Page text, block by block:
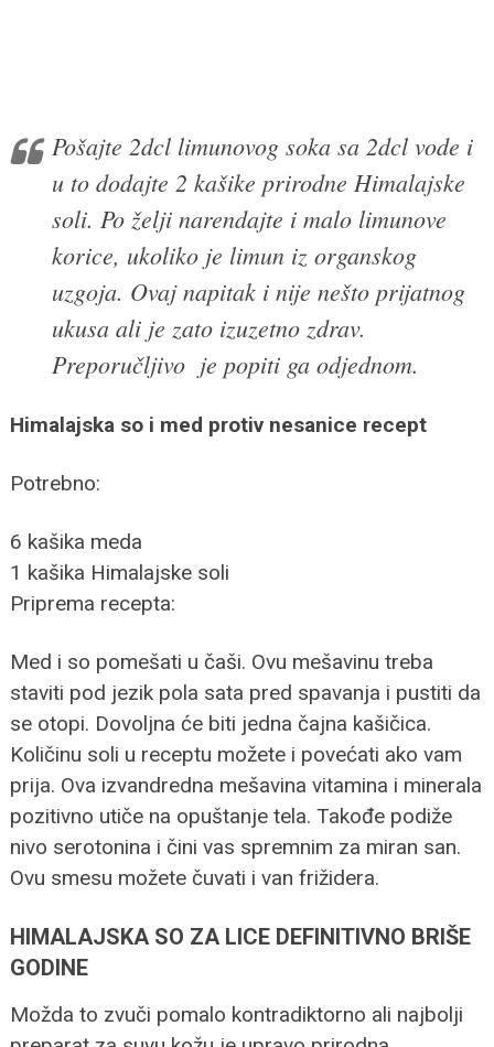
Pošajte 2dcl limunovog soka sa 2dcl vode i
u to dodajte 2 kašike prirodne Himalajske
soli. Po želji narendajte i malo limunove
korice, ukoliko je limun iz organskog
uzgoja. Ovaj napitak i nije nešto prijatnog
ukusa ali je zato izuzetno zdrav.
Preporučljivo je popiti ga odjednom.
Himalajska so i med protiv nesanice recept
Potrebno:
6 kašika meda
1 kašika Himalajske soli
Priprema recepta:
Med i so pomešati u čaši. Ovu mešavinu treba
staviti pod jezik pola sata pred spavanja i pustiti da
se otopi. Dovoljna će biti jedna čajna kašičica.
Količinu soli u receptu možete i povećati ako vam
prija. Ova izvandredna mešavina vitamina i minerala
pozitivno utiče na opuštanje tela. Takođe podiže
nivo serotonina i čini vas spremnim za miran san.
Ovu smesu možete čuvati i van frižidera.
HIMALAJSKA SO ZA LICE DEFINITIVNO BRIŠE
GODINE
Možda to zvuči pomalo kontradiktorno ali najbolji